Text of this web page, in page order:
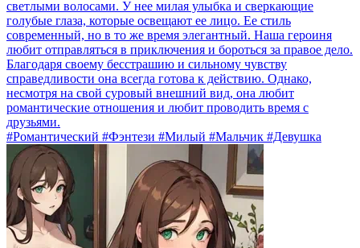
светлыми волосами. У нее милая улыбка и сверкающие
голубые глаза, которые освещают ее лицо. Ее стиль
современный, но в то же время элегантный. Наша героиня
любит отправляться в приключения и бороться за правое дело.
Благодаря своему бесстрашию и сильному чувству
справедливости она всегда готова к действию. Однако,
несмотря на свой суровый внешний вид, она любит
романтические отношения и любит проводить время с
друзьями.
#Романтический #Фэнтези #Милый #Мальчик #Девушка